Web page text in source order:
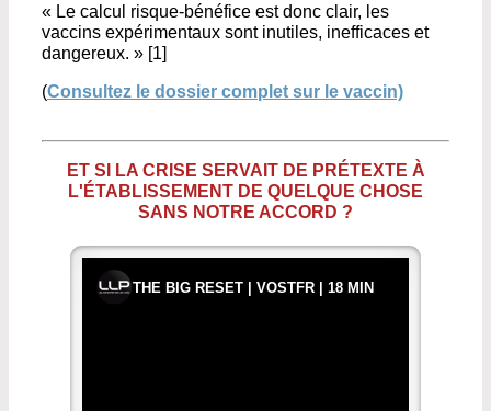
« Le calcul risque-bénéfice est donc clair, les
vaccins expérimentaux sont inutiles, inefficaces et
dangereux. » [1]
(Consultez le dossier complet sur le vaccin)
ET SI LA CRISE SERVAIT DE PRÉTEXTE À
L'ÉTABLISSEMENT DE QUELQUE CHOSE
SANS NOTRE ACCORD ?